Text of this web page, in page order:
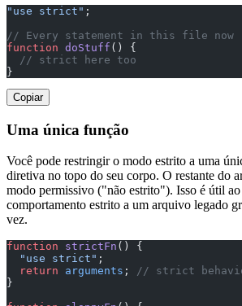
"use strict" ;
// Every statement in this file now
function doStuff () {
  // strict here too
}
Copiar
Uma única função
Você pode restringir o modo estrito a uma
diretiva no topo do seu corpo. O restante do
modo permissivo ("não estrito"). Isso é útil
comportamento estrito a um arquivo legado
vez.
function strictFn () {
  "use strict"
;
  return
arguments ;
// strict
}